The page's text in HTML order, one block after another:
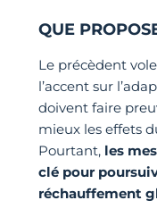
QUE
Le précèdent
l’accent sur
doivent faire
mieux les effets
Pourtant, les
clé pour
réchauffement